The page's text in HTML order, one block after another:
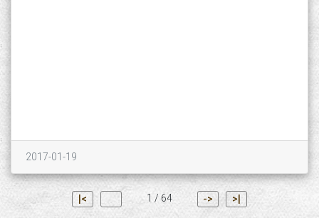
2017-01-19
|< 1 / 64 -> >|